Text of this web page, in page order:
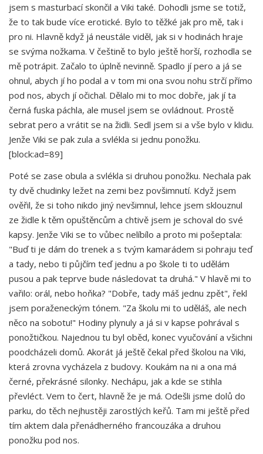
jsem s masturbací skončil a Viki také. Dohodli jsme se totiž,
že to tak bude více erotické. Bylo to těžké jak pro mě, tak i
pro ni. Hlavně když já neustále viděl, jak si v hodinách hraje
se svýma nožkama. V češtině to bylo ještě horší, rozhodla se
mě potrápit. Začalo to úplně nevinně. Spadlo jí pero a já se
ohnul, abych jí ho podal a v tom mi ona svou nohu strčí přímo
pod nos, abych jí očichal. Dělalo mi to moc dobře, jak jí ta
černá fuska páchla, ale musel jsem se ovládnout. Prostě
sebrat pero a vrátit se na židli. Sedl jsem si a vše bylo v klidu.
Jenže Viki se pak zula a svlékla si jednu ponožku.
[block:ad=89]
Poté se zase obula a svlékla si druhou ponožku. Nechala pak
ty dvě chudinky ležet na zemi bez povšimnutí. Když jsem
ověřil, že si toho nikdo jiný nevšimnul, lehce jsem sklouznul
ze židle k těm opuštěncům a chtivě jsem je schoval do své
kapsy. Jenže Viki se to vůbec nelíbílo a proto mi pošeptala:
"Buď ti je dám do trenek a s tvým kamarádem si pohraju teď
a tady, nebo ti půjčím teď jednu a po škole ti to udělám
pusou a pak teprve bude následovat ta druhá." V hlavě mi to
vařilo: orál, nebo hoňka? "Dobře, tady máš jednu zpět", řekl
jsem poraženeckým tónem. "Za školu mi to uděláš, ale nech
něco na sobotu!" Hodiny plynuly a já si v kapse pohrával s
ponožtičkou. Najednou tu byl oběd, konec vyučování a všichni
poodcházeli domů. Akorát já ještě čekal před školou na Viki,
která zrovna vycházela z budovy. Koukám na ni a ona má
černé, překrásné silonky. Nechápu, jak a kde se stihla
převléct. Vem to čert, hlavně že je má. Odešli jsme dolů do
parku, do těch nejhustěji zarostlých keřů. Tam mi ještě před
tím aktem dala přenádherného francouzáka a druhou
ponožku pod nos.